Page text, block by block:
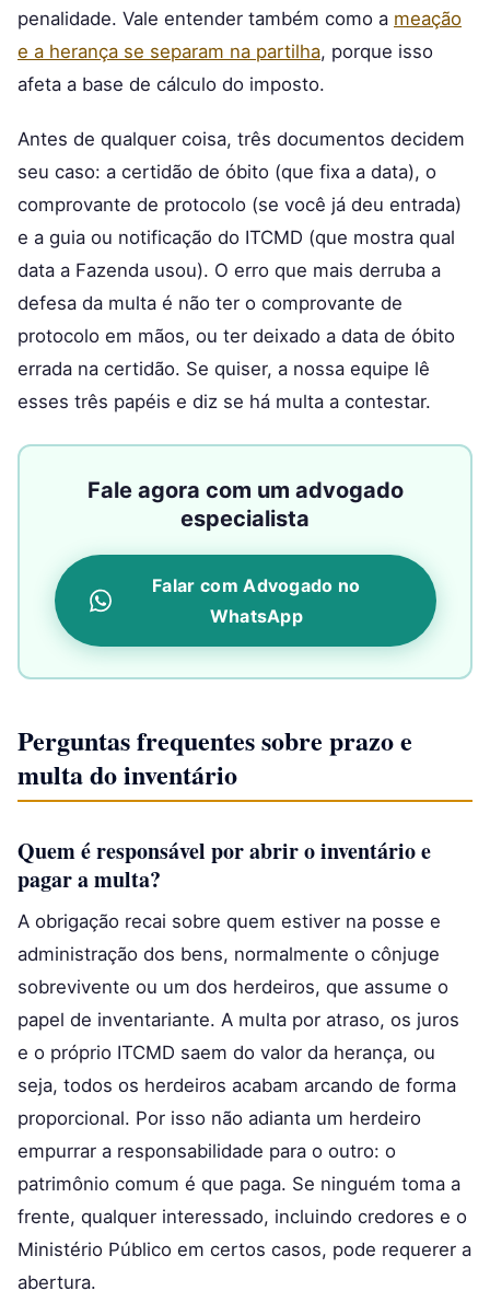
penalidade. Vale entender também como a meação
e a herança se separam na partilha, porque isso
afeta a base de cálculo do imposto.
Antes de qualquer coisa, três documentos decidem
seu caso: a certidão de óbito (que fixa a data), o
comprovante de protocolo (se você já deu entrada)
e a guia ou notificação do ITCMD (que mostra qual
data a Fazenda usou). O erro que mais derruba a
defesa da multa é não ter o comprovante de
protocolo em mãos, ou ter deixado a data de óbito
errada na certidão. Se quiser, a nossa equipe lê
esses três papéis e diz se há multa a contestar.
Fale agora com um advogado
especialista
Falar com Advogado no
WhatsApp
Perguntas frequentes sobre prazo e
multa do inventário
Quem é responsável por abrir o inventário e
pagar a multa?
A obrigação recai sobre quem estiver na posse e
administração dos bens, normalmente o cônjuge
sobrevivente ou um dos herdeiros, que assume o
papel de inventariante. A multa por atraso, os juros
e o próprio ITCMD saem do valor da herança, ou
seja, todos os herdeiros acabam arcando de forma
proporcional. Por isso não adianta um herdeiro
empurrar a responsabilidade para o outro: o
patrimônio comum é que paga. Se ninguém toma a
frente, qualquer interessado, incluindo credores e o
Ministério Público em certos casos, pode requerer a
abertura.